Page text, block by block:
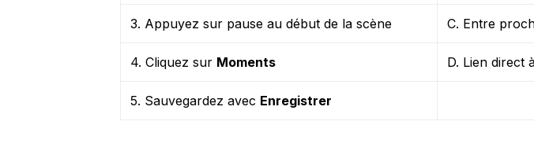
3. Appuyez sur pause au début de la scène C. Entre
4. Cliquez sur Moments D. Lien direct
5. Sauvegardez avec Enregistrer